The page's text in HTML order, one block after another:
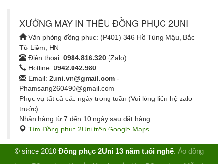
XƯỞNG MAY IN THÊU ĐỒNG PHỤC 2UNI
Văn phòng đồng phục: (P401) 346 Hồ Tùng Mậu, Bắc
Từ Liêm, HN
Điện thoại: 0984.816.320 (Zalo)
Hotline: 0942.042.980
Email: 2uni.vn@gmail.com -
Phamsang260490@gmail.com
Phục vụ tất cả các ngày trong tuần (Vui lòng liên hệ zalo
trước)
Nhận hàng từ 7 đến 10 ngày sau đặt hàng
Tìm Đồng phục 2Uni trên Google Maps
© since 2010 Đồng phục 2Uni 13 năm tuổi nghề. Áo đồng